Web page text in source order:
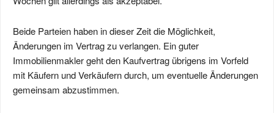
Beide Parteien haben in dieser Zeit die Möglichkeit,
Änderungen im Vertrag zu verlangen. Ein guter
Immobilienmakler geht den Kaufvertrag übrigens im Vorfeld
mit Käufern und Verkäufern durch, um eventuelle Änderungen
gemeinsam abzustimmen.